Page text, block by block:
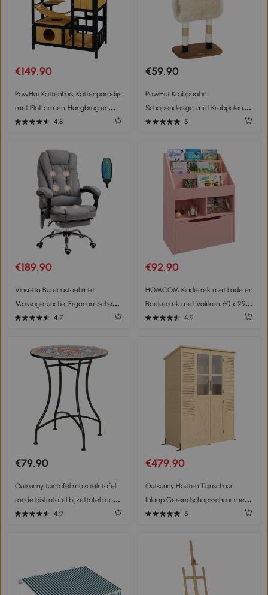
€149,90
PawHut Kattenhuis, Kattenparadijs
met Platformen, Hangbrug en
Kattenholen, Geschikt voor tot 2
4.8
€59,90
PawHut Krabpaal in
Schapendesign, met Krabpalen,
Tunnel en Speelgoed, 98 cm,
5
€189,90
Vinsetto Bureaustoel met
Massagefunctie, Ergonomische
Bureaustoel met Leun- &
4.7
€92,90
HOMCOM Kinderrek met Lade en
Boekenrek met Vakken, 60 x 29,9
x 90 cm, Roze4.9
€79,90
Outsunny tuintafel mozaïek tafel
ronde bistrotafel bijzettafel rood
Ø60 cm
4.9
€479,90
Outsunny Houten Tuinschuur
Inloop Gereedschapsschuur met
Planken Acrylramen Dubbele Deur
5